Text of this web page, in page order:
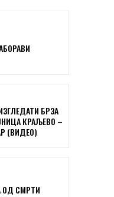
БРЗА
КРАЉЕВО –
(ВИДЕО)
ОД СМРТИ